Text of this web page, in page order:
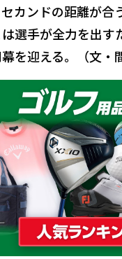
カンドの距離が
選手が全力を出
を迎える。（文・